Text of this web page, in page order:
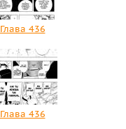
Глава 436
Глава 436